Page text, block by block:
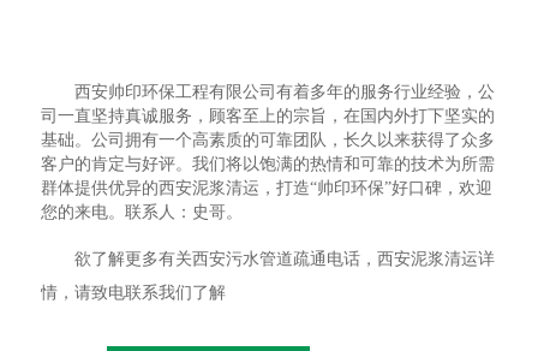
西安帅印环保工程有限公司有着多年的服务行业经验，公
司一直坚持真诚服务，顾客至上的宗旨，在国内外打下坚实的
基础。公司拥有一个高素质的可靠团队，长久以来获得了众多
客户的肯定与好评。我们将以饱满的热情和可靠的技术为所需
群体提供优异的西安泥浆清运，打造“帅印环保”好口碑，欢迎
您的来电。联系人：史哥。
欲了解更多有关西安污水管道疏通电话，西安泥浆清运详
情，请致电联系我们了解